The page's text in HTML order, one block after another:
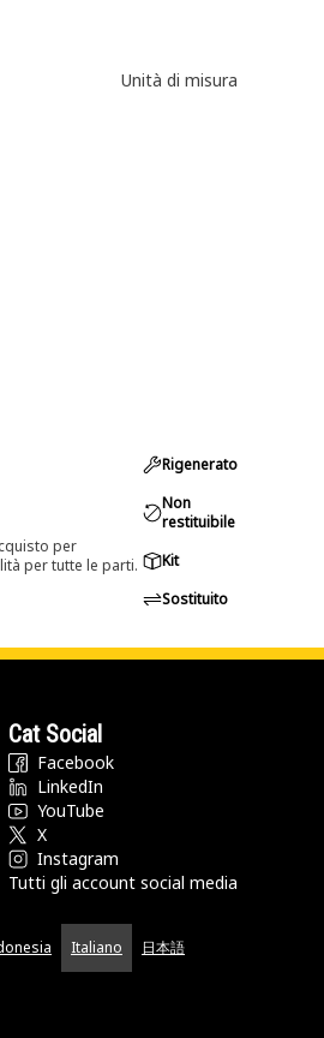
Unità di misura
per
per tutte le parti.
Rigenerato
Non
restituibile
Kit
Sostituito
Cat Social
Facebook
LinkedIn
YouTube
X
Instagram
Tutti gli account social media
Italiano 日本語